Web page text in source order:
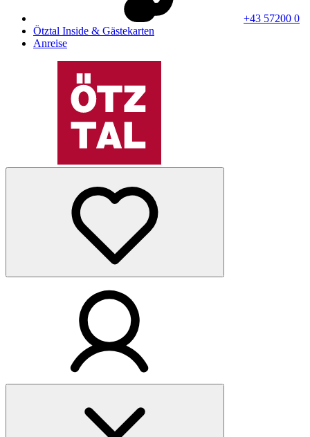
+43 57200 0
Ötztal Inside & Gästekarten
Anreise